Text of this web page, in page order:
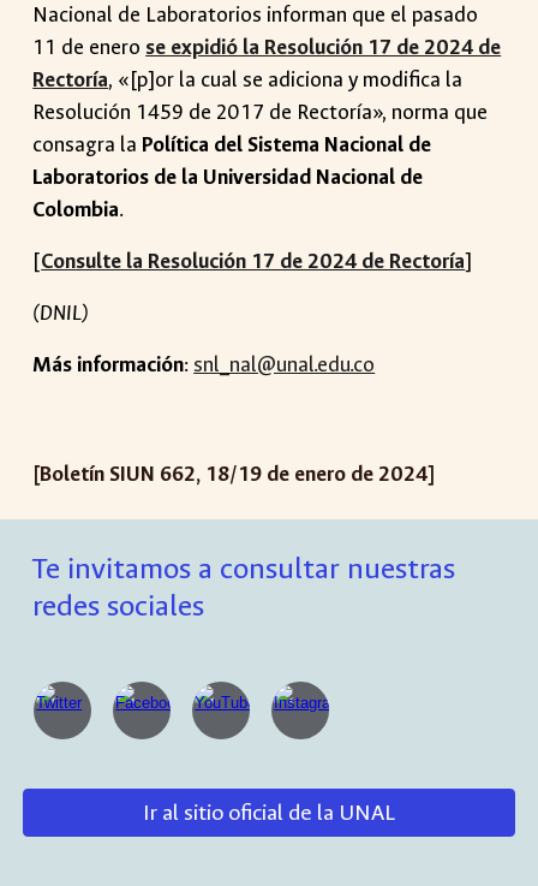
Nacional de Laboratorios informan que el pasado
11 de enero se expidió la Resolución 17 de 2024 de
Rectoría, «[p]or la cual se adiciona y modifica la
Resolución 1459 de 2017 de Rectoría», norma que
consagra la Política del Sistema Nacional de
Laboratorios de la Universidad Nacional de
Colombia.
[Consulte la Resolución 17 de 2024 de Rectoría]
(DNIL)
Más información: snl_nal@unal.edu.co
[Boletín SIUN 662, 18/19 de enero de 2024]
Te invitamos a consultar nuestras
redes sociales
Ir al sitio oficial de la UNAL